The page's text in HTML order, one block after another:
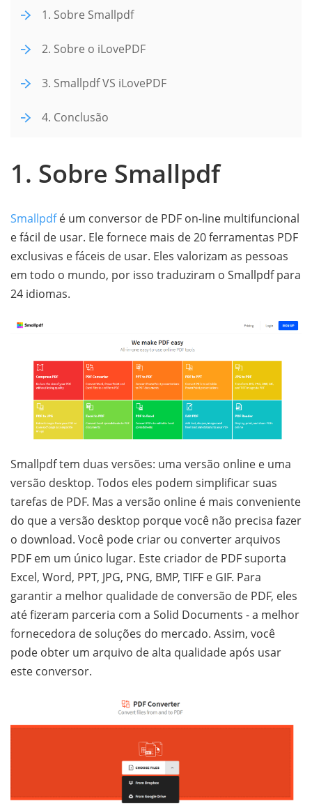
1. Sobre Smallpdf
2. Sobre o iLovePDF
3. Smallpdf VS iLovePDF
4. Conclusão
1. Sobre Smallpdf
Smallpdfé um conversor de PDF on-line multifuncional
e fácil de usar. Ele fornece mais de 20 ferramentas PDF
exclusivas e fáceis de usar. Eles valorizam as pessoas
em todo o mundo, por isso traduziram o Smallpdf para
24 idiomas.
Smallpdf tem duas versões: uma versão online e uma
versão desktop. Todos eles podem simplificar suas
tarefas de PDF. Mas a versão online é mais conveniente
do que a versão desktop porque você não precisa fazer
o download. Você pode criar ou converter arquivos
PDF em um único lugar. Este criador de PDF suporta
Excel, Word, PPT, JPG, PNG, BMP, TIFF e GIF. Para
garantir a melhor qualidade de conversão de PDF, eles
até fizeram parceria com a Solid Documents - a melhor
fornecedora de soluções do mercado. Assim, você
pode obter um arquivo de alta qualidade após usar
este conversor.